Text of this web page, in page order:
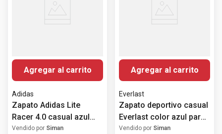
Agregar al carrito
Adidas
Zapato Adidas Lite
Racer 4.0 casual azul
para mujer
Vendido por Siman
Agregar al carrito
Everlast
Zapato deportivo casual
Everlast color azul para
mujer
Vendido por Siman